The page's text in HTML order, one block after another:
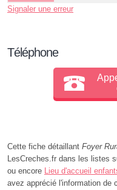
Signaler une erreur
Téléphone
Cette fiche détaillant Foyer
LesCreches.fr dans les listes
ou encore Lieu d'accueil
avez apprécié l'information de